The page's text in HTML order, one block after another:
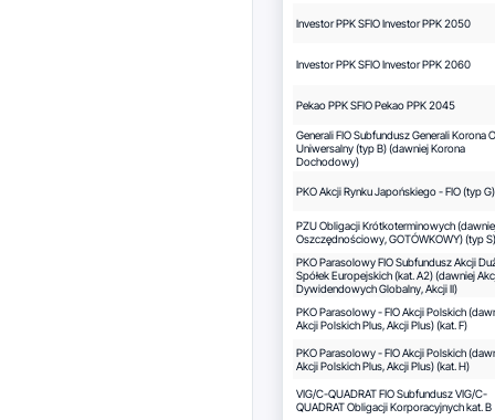
Investor PPK SFIO Investor PPK 2050
Investor PPK SFIO Investor PPK 2060
Pekao PPK SFIO Pekao PPK 2045
Generali FIO Subfundusz Generali Korona
Uniwersalny (typ B) (dawniej Korona
Dochodowy)
PKO Akcji Rynku Japońskiego - FIO (typ G)
PZU Obligacji Krótkoterminowych
Oszczędnościowy, GOTÓWKOWY) (typ S)
PKO Parasolowy FIO Subfundusz Akcji
Spółek Europejskich (kat. A2) (dawniej
Dywidendowych Globalny, Akcji II)
PKO Parasolowy - FIO Akcji Polskich
Akcji Polskich Plus, Akcji Plus) (kat. F)
PKO Parasolowy - FIO Akcji Polskich
Akcji Polskich Plus, Akcji Plus) (kat. H)
VIG/C-QUADRAT FIO Subfundusz VIG/C-
QUADRAT Obligacji Korporacyjnych kat. B